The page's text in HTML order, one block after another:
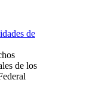
de
de los